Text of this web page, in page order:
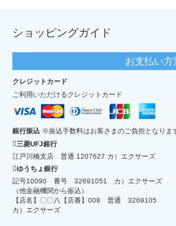
ショッピングガイド
お支払い方
クレジットカード
ご利用いただけるクレジットカード
銀行振込 ※振込手数料はお客さまのご負担となりま
三菱UFJ銀行
江戸川橋支店 普通 1207627 カ）エクサーズ
ゆうちょ銀行
記号10090 番号 32691051 カ）エクサーズ
（他金融機関から振込）
【店名】〇〇八【店番】008 普通 3269105
カ）エクサーズ